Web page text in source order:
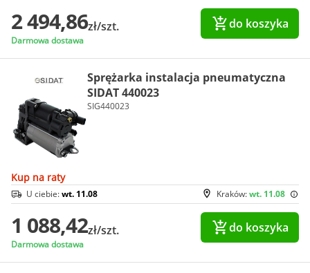
2 494,86zł/szt.
Darmowa dostawa
do koszyka
Sprężarka instalacja pneumatyczna
SIDAT 440023
SIG440023
Kup na raty
Kraków:wt. 11.08
U ciebie:wt. 11.08
1 088,42zł/szt.
Darmowa dostawa
do koszyka